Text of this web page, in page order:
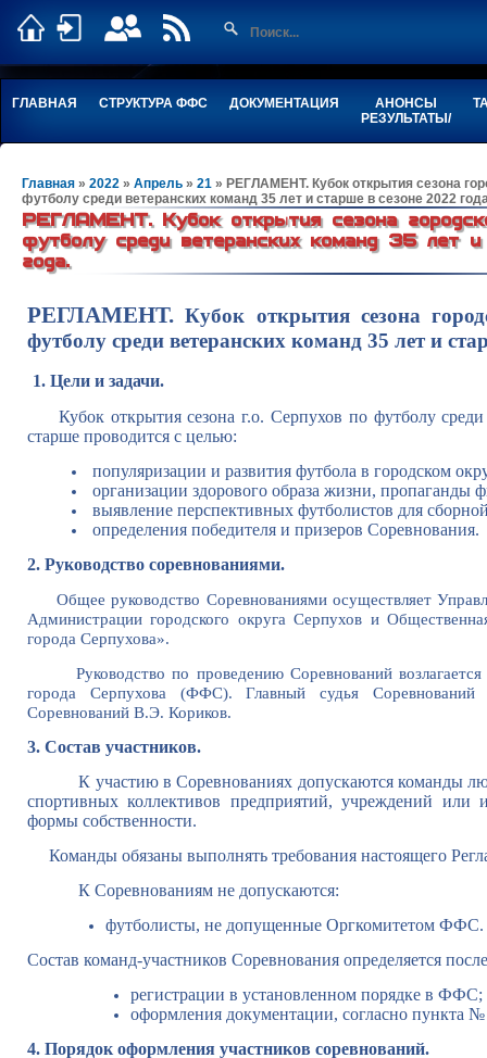
ГЛАВНАЯ СТРУКТУРА ФФС ДОКУМЕНТАЦИЯ
АНОНСЫ
РЕЗУЛЬТАТЫ/
Главная » 2022 » Апрель » 21 » РЕГЛАМЕНТ. Кубок открытия сезона
футболу среди ветеранских команд 35 лет и старше в сезоне 2022
РЕГЛАМЕНТ. Кубок открытия сезона
футболу среди ветеранских команд 35 лет
года.
РЕГЛАМЕНТ.Кубок открытия сезона
футболу среди ветеранских команд 35 лет и
1. Цели и задачи.
Кубок открытия сезона г.о. Серпухов по футболу
старше проводится с целью:
популяризации и развития футбола в городском
организации здорового образа жизни, пропаганды
выявление перспективных футболистов для
определения победителя и призеров Соревнования.
2. Руководство соревнованиями.
Общее руководство Соревнованиями осуществляет
Администрации городского округа Серпухов и
города Серпухова».
Руководство по проведению Соревнований возлагается
города Серпухова (ФФС). Главный судья
Соревнований В.Э. Кориков.
3. Состав участников.
К участию в Соревнованиях допускаются
спортивных коллективов предприятий, учреждений или
формы собственности.
Команды обязаны выполнять требования настоящего
К Соревнованиям не допускаются:
футболисты, не допущенные Оргкомитетом ФФС.
Состав команд-участников Соревнования определяется
регистрации в установленном порядке в ФФС;
оформления документации, согласно пункта №
4. Порядок оформления участников соревнований.